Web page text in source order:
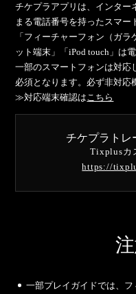
チケプラアプリは、インター
まる電話番号を持ったスマー
「フィーチャーフォン（ガ
ット端末」「iPod touch」は
一部のスマートフォンは対応
必須となります。必ず非対応
≫対応端末確認は こちら
チケプラトレ
Tixplusカ
https://
一部プレイガイドでは、